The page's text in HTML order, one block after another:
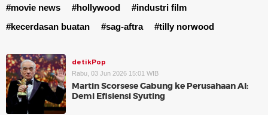
#movie news #hollywood
#industri film
#kecerdasan buatan
#sag-aftra #tilly norwood
detikPop
Rabu, 03 Jun 2026 15:01 WIB
Martin Scorsese Gabung ke Perusahaan AI:
Demi Efisiensi Syuting